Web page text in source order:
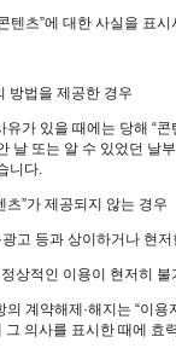
텐츠”에 대한 사실을 표
방법을 제공한 경우
가 있을 때에는 당해 “콘
날 또는 알 수 있었던 날
니다.
츠”가 제공되지 않는 경우
광고 등과 상이하거나 현
상적인 이용이 현저히 불
계약해제·해지는 “이용
그 의사를 표시한 때에 효